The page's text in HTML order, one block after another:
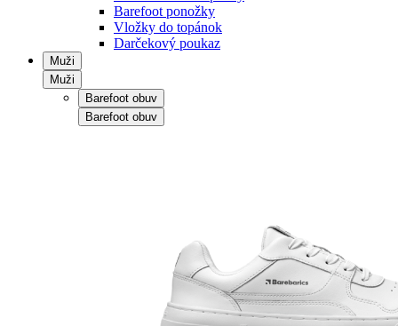
Barefoot ponožky
Vložky do topánok
Darčekový poukaz
Muži
Muži
Barefoot obuv
Barefoot obuv